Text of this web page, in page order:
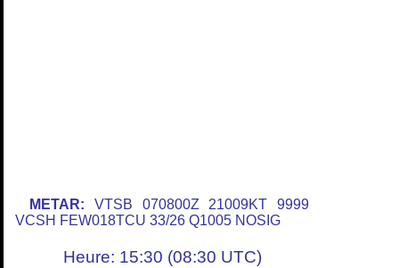
METAR: VTSB 070800Z 21009KT 9999
VCSH FEW018TCU 33/26 Q1005 NOSIG
Heure: 15:30 (08:30 UTC)